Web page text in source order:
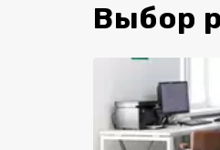
Выбор